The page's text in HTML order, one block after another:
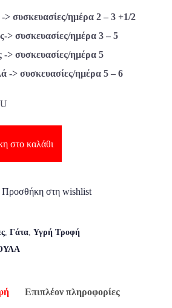
> συσκευασίες/ημέρα 2 – 3 +1/2
> συσκευασίες/ημέρα 3 – 5
-> συσκευασίες/ημέρα 5
-> συσκευασίες/ημέρα 5 – 6
στο καλάθι
Προσθήκη στη wishlist
, Γάτα, Υγρή Τροφή
Επιπλέον πληροφορίες